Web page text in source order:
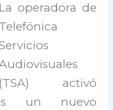
La operadora de
Telefónica
(TSA) activó
un nuevo